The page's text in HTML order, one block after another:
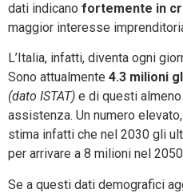
dati indicano fortemente in
maggior interesse
L’Italia, infatti, diventa ogni
Sono attualmente 4.3 milioni
(dato ISTAT) e di questi
assistenza. Un numero
stima infatti che nel 2030 gli
per arrivare a 8 milioni nel
Se a questi dati demografici